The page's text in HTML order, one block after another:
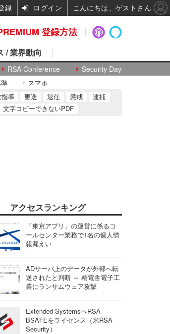
RSA Conference Security Days
/ 業界動向
スマホ
導 更迭 退任 懲戒
逮捕
文字コピーできないPDF
アクセスランキング
「東京アプリ」の運営に係るコ
ールセンター業務で1名の個人情
報漏えい
ADサーバ上のデータが外部へ転
送されたと判断 ～ 精電舎電子工
業にランサムウェア攻撃
Extended SystemsへRSA
BSAFEをライセンス（米RSA
Security）
登録方法
録 ログイン こんにちは、ゲストさん